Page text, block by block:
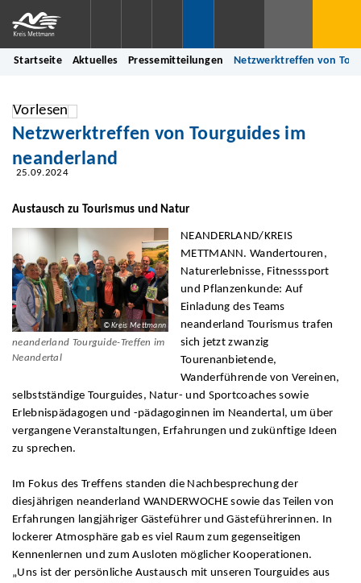
Startseite Aktuelles Pressemitteilungen Netzwerktreffen von
Vorlesen
Netzwerktreffen von Tourguides im
neanderland
25.09.2024
Austausch zu Tourismus und Natur
© Kreis Mettmann
neanderland Tourguide-Treffen im
Neandertal
NEANDERLAND/KREIS
METTMANN. Wandertouren,
Naturerlebnisse, Fitnesssport
und Pflanzenkunde: Auf
Einladung des Teams
neanderland Tourismus trafen
sich jetzt zwanzig
Tourenanbietende,
Wanderführende von Vereinen,
selbstständige Tourguides, Natur- und Sportcoaches sowie
Erlebnispädagogen und -pädagoginnen im Neandertal, um über
vergangene Veranstaltungen, Erfahrungen und zukünftige Ideen
zu sprechen.
Im Fokus des Treffens standen die Nachbesprechung der
diesjährigen neanderland WANDERWOCHE sowie das Teilen von
Erfahrungen langjähriger Gästeführer und Gästeführerinnen. In
lockerer Atmosphäre gab es viel Raum zum gegenseitigen
Kennenlernen und zum Ausloten möglicher Kooperationen.
„Uns ist der persönliche Austausch mit unseren Tourguides aus